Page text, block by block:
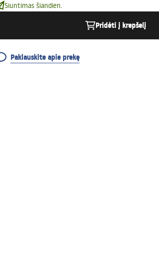
Siuntimas šiandien.
Pridėti į krepšelį
Paklauskite apie prekę